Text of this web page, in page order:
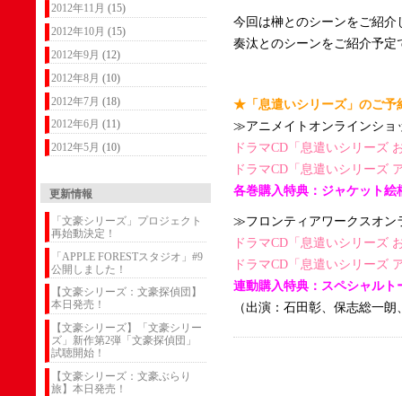
2012年11月 (15)
2012年10月 (15)
2012年9月 (12)
2012年8月 (10)
2012年7月 (18)
2012年6月 (11)
2012年5月 (10)
更新情報
「文豪シリーズ」プロジェクト
再始動決定！
「APPLE FORESTスタジオ」#9
公開しました！
【文豪シリーズ：文豪探偵団】
本日発売！
【文豪シリーズ】「文豪シリー
ズ」新作第2弾「文豪探偵団」
試聴開始！
【文豪シリーズ：文豪ぶらり
旅】本日発売！
今回は榊とのシーンをご紹介
奏汰とのシーンをご紹介予定
★「息遣いシリーズ」のご予
≫アニメイトオンラインショ
ドラマCD「息遣いシリーズ
ドラマCD「息遣いシリーズ
各巻購入特典：ジャケット絵
≫フロンティアワークスオン
ドラマCD「息遣いシリーズ
ドラマCD「息遣いシリーズ
連動購入特典：スペシャルト
（出演：石田彰、保志総一